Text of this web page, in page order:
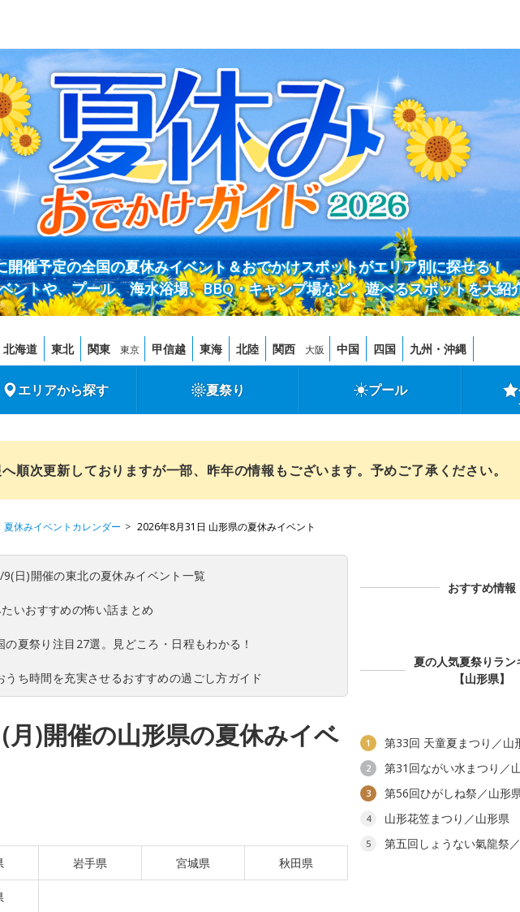
開催予定の全国の夏休みイベント＆おでかけスポットがエリア別に探せる！
ントや、プール、海水浴場、BBQ・キャンプ場など、遊べるスポットを大紹
北海道 東北 関東 東京 甲信越 東海 北陸 関西 大阪 中国 四国 九州・沖縄
エリアから探す 夏祭り プール
順次更新しておりますが一部、昨年の情報もございます。予めご了承ください。
夏休みイベントカレンダー 2026年8月31日 山形県の夏休みイベント
日)開催の東北の夏休みイベント一覧
たいおすすめの怖い話まとめ
の夏祭り注目27選。見どころ・日程もわかる！
うち時間を充実させるおすすめの過ごし方ガイド
月)開催の山形県の夏休みイベ
岩手県 宮城県 秋田県
おすすめ情報
夏の人気夏祭りラン
【山形県】
1 第33回 天童夏まつり／山
2 第31回ながい水まつり／
3 第56回ひがしね祭／山形
4 山形花笠まつり／山形県
5
第五回しょうない氣龍祭